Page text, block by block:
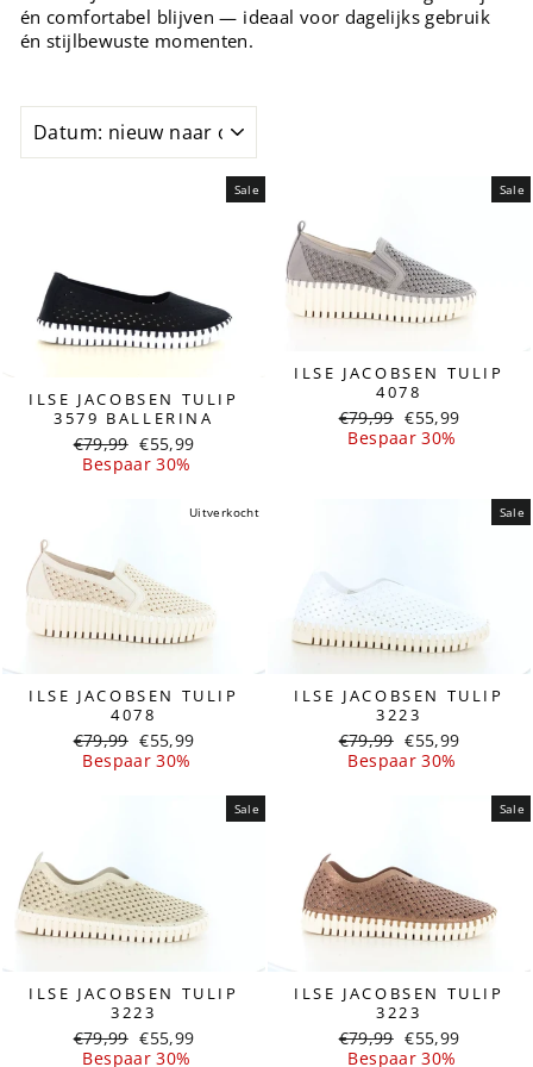
én comfortabel blijven — ideaal voor dagelijks gebruik
én stijlbewuste momenten.
SOORT
Sale
ILSE JACOBSEN TULIP
3579 BALLERINA
Normale
prijs
€79,99 Sale
prijs
€55,99
Bespaar 30%
Sale
ILSE JACOBSEN TULIP
4078
Normale
prijs
€79,99 Sale
prijs
€55,99
Bespaar 30%
Uitverkocht
ILSE JACOBSEN TULIP
4078
Normale
prijs
€79,99 Sale
prijs
€55,99
Bespaar 30%
Sale
ILSE JACOBSEN TULIP
3223
Normale
prijs
€79,99 Sale
prijs
€55,99
Bespaar 30%
Sale
ILSE JACOBSEN TULIP
3223
Normale
prijs
€79,99 Sale
prijs
€55,99
Bespaar 30%
Sale
ILSE JACOBSEN TULIP
3223
Normale
prijs
€79,99 Sale
prijs
€55,99
Bespaar 30%